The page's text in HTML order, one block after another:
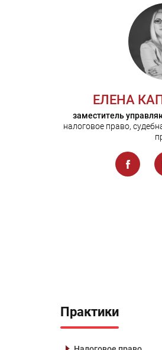
ЕЛЕНА
заместитель
налоговое право,
Практики